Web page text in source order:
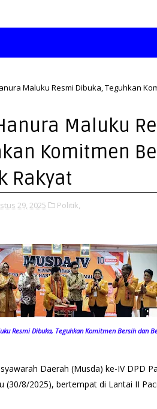
Maluku Resmi Dibuka, Teguhkan
Maluku
Komitmen
Rakyat
29, 2025 Politik,
Resmi Dibuka, Teguhkan Komitmen Bersih dan
Daerah (Musda) ke-IV DPD
(30/8/2025), bertempat di Lantai II